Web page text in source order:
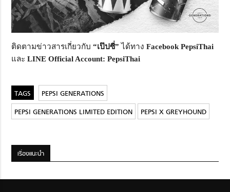
ติดตามข่าวสารเกี่ยวกับ“เป๊ปซี่” ได้ทางFacebook PepsiThai
และ LINE Official Account: PepsiThai
PEPSI GENERATIONS
PEPSI GENERATIONS LIMITED EDITION
PEPSI X GREYHOUND
เรื่องแนะนำ